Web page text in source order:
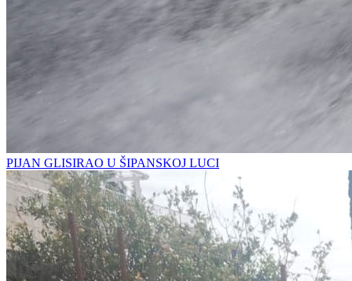
PIJAN GLISIRAO U ŠIPANSKOJ LUCI